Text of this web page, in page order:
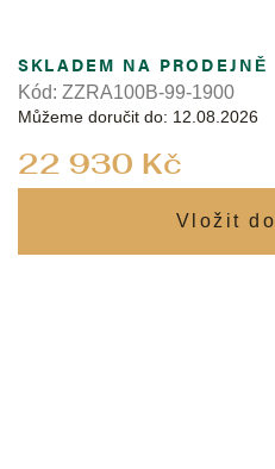
22 930 Kč
SKLADEM NA PRODEJNĚ
Můžeme doručit do: 12.08.2026
Kód: ZZRA100B-99-1900